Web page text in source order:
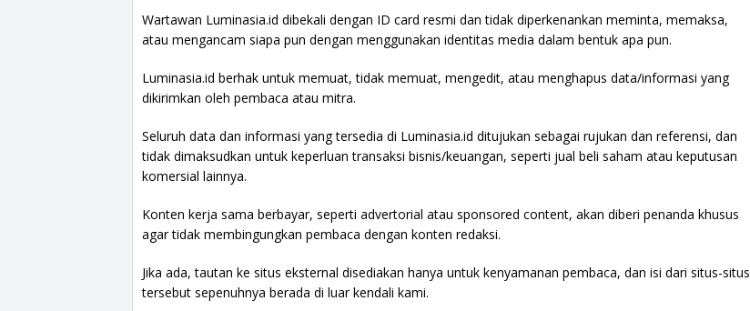
Wartawan Luminasia.id dibekali dengan ID card resmi dan tidak diperkenankan meminta, memaksa,
atau mengancam siapa pun dengan menggunakan identitas media dalam bentuk apa pun.
Luminasia.id berhak untuk memuat, tidak memuat, mengedit, atau menghapus data/informasi yang
dikirimkan oleh pembaca atau mitra.
Seluruh data dan informasi yang tersedia di Luminasia.id ditujukan sebagai rujukan dan referensi, dan
tidak dimaksudkan untuk keperluan transaksi bisnis/keuangan, seperti jual beli saham atau keputusan
komersial lainnya.
Konten kerja sama berbayar, seperti advertorial atau sponsored content, akan diberi penanda khusus
agar tidak membingungkan pembaca dengan konten redaksi.
Jika ada, tautan ke situs eksternal disediakan hanya untuk kenyamanan pembaca, dan isi dari situs-situs
tersebut sepenuhnya berada di luar kendali kami.